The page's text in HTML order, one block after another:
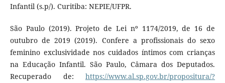
Infantil (s.p/). Curitiba: NEPIE/UFPR.
São Paulo (2019). Projeto de Lei nº 1174/2019, de 16 de
outubro de 2019 (2019). Confere a profissionais do sexo
feminino exclusividade nos cuidados íntimos com crianças
na Educação Infantil. São Paulo, Câmara dos Deputados.
Recuperado de:https://www.al.sp.gov.br/propositura/?